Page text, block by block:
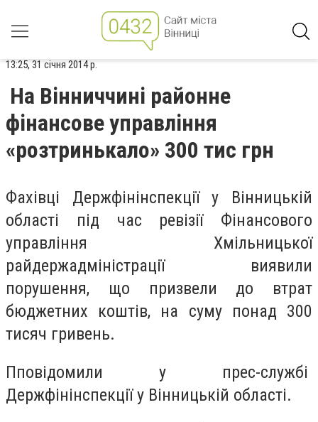
13:25, 31 січня 2014 р.
На Вінниччині районне
фінансове управління
«розтринькало» 300 тис грн
Фахівці Держфінінспекції у Вінницькій
області під час ревізії Фінансового
управління Хмільницької
райдержадміністрації виявили
порушення, що призвели до втрат
бюджетних коштів, на суму понад 300
тисяч гривень.
Пповідомили у прес-службі
Держфінінспекції у Вінницькій області.